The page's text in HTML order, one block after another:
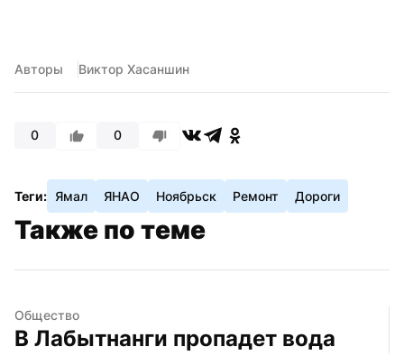
Авторы Виктор Хасаншин
0 0
Теги: Ямал ЯНАО Ноябрьск Ремонт Дороги
Также по теме
Общество
В Лабытнанги пропадет вода